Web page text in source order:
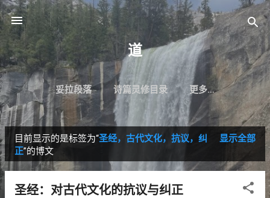
跳至主要内容
道
妥拉段落 诗篇灵修目录 更多…
博
文
目前显示的是标签为“圣经，古代文化，抗议，纠
正”的博文
显示全部
圣经：对古代文化的抗议与纠正